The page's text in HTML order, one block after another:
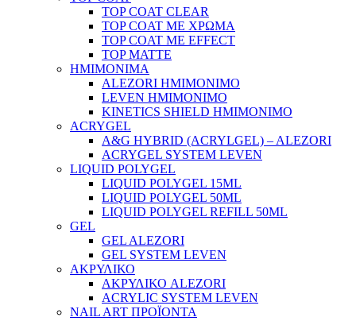
TOP COAT CLEAR
TOP COAT ΜΕ ΧΡΩΜΑ
TOP COAT ΜΕ EFFECT
TOP MATTE
ΗΜΙΜΟΝΙΜΑ
ALEZORI ΗΜΙΜΟΝΙΜΟ
LEVEN ΗΜΙΜΟΝΙΜΟ
KINETICS SHIELD ΗΜΙΜΟΝΙΜΟ
ACRYGEL
A&G HYBRID (ACRYLGEL) – ALEZORI
ACRYGEL SYSTEM LEVEN
LIQUID POLYGEL
LIQUID POLYGEL 15ML
LIQUID POLYGEL 50ML
LIQUID POLYGEL REFILL 50ML
GEL
GEL ALEZORI
GEL SYSTEM LEVEN
ΑΚΡΥΛΙΚΟ
ΑΚΡΥΛΙΚΟ ALEZORI
ACRYLIC SYSTEM LEVEN
NAIL ART ΠΡΟΪΟΝΤΑ